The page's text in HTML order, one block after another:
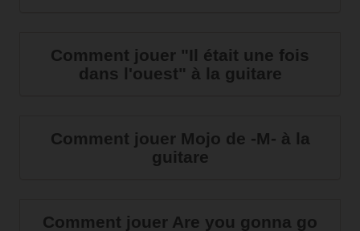
Comment jouer "Il était une fois
dans l'ouest" à la guitare
Comment jouer Mojo de -M- à la
guitare
Comment jouer Are you gonna go